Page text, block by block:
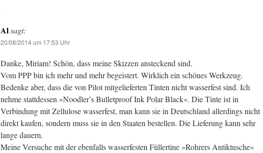
Alsagt:
20/08/2014 um 17:53 Uhr
Danke, Miriam! Schön, dass meine Skizzen ansteckend sind.
Vom PPP bin ich mehr und mehr begeistert. Wirklich ein schönes Werkzeug.
Bedenke aber, dass die von Pilot mitgelieferten Tinten nicht wasserfest sind. Ich
nehme stattdessen »Noodler’s Bulletproof Ink Polar Black«. Die Tinte ist in
Verbindung mit Zellulose wasserfest, man kann sie in Deutschland allerdings nicht
direkt kaufen, sondern muss sie in den Staaten bestellen. Die Lieferung kann sehr
lange dauern.
Meine Versuche mit der ebenfalls wasserfesten Füllertine »Rohrers Antiktusche«